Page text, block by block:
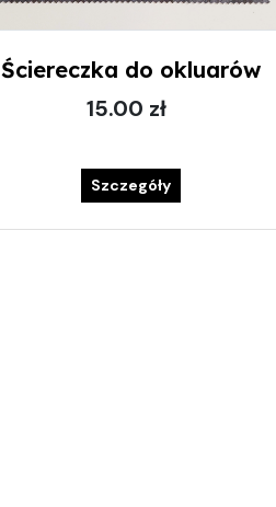
Ściereczka do okluarów
15.00 zł
Szczegóły